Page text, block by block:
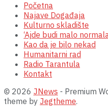
Početna
Najave Događaja
Kulturno skladište
‘Ajde budi malo
Kao da je bilo nekad
Humanitarni rad
Radio Tarantula
Kontakt
© 2026 JNews - Premium
theme by Jegtheme.